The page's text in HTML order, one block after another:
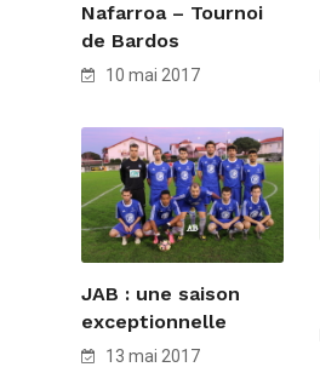
Nafarroa – Tournoi
de Bardos
10 mai 2017
JAB : une saison
exceptionnelle
13 mai 2017